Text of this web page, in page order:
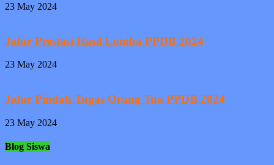
23 May 2024
Jalur Prestasi Hasil Lomba PPDB 2024
23 May 2024
Jalur Pindah Tugas Orang Tua PPDB 2024
23 May 2024
Blog Siswa